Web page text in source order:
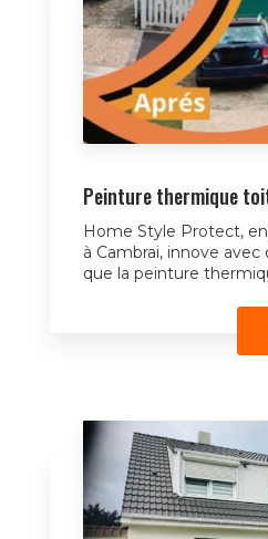
Peinture thermique
Home Style Protect,
à Cambrai, innove
que la peinture